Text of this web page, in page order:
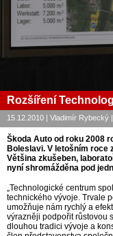
Rozšíření
15.12.2010 | Vladimír Rybecký
Škoda Auto od roku 2008
Boleslavi. V letošním roce
Většina zkušeben,
nyní shromážděna pod
„Technologické centrum
technického vývoje. Trvale
umožňuje nám rychlý a
výrazněji podpořit růstovou
dlouhou tradici vývoje a